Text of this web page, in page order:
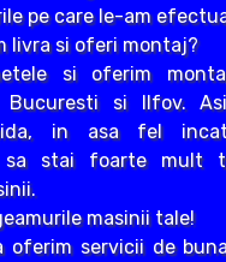
pe care le-am
livra si oferi montaj?
si oferim
Bucuresti si Ilfov.
in asa fel
sa stai foarte mult
masinii tale!
oferim servicii de